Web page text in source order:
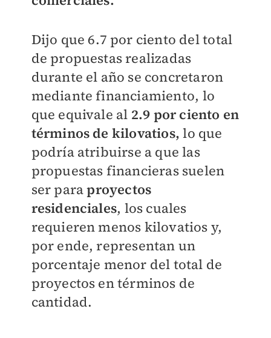
Dijo que 6.7 por ciento del total
de propuestas realizadas
durante el año se concretaron
mediante financiamiento, lo
que equivale al 2.9 por ciento en
términos de kilovatios, lo que
podría atribuirse a que las
propuestas financieras suelen
ser paraproyectos
residenciales, los cuales
requieren menos kilovatios y,
por ende, representan un
porcentaje menor del total de
proyectos en términos de
cantidad.